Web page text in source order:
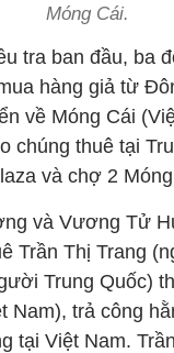
Móng Cái.
tra ban đầu, ba
hàng giả từ
về Móng Cái
chúng thuê tại
và chợ 2
và Vương Tử
Trần Thị Trang
Trung Quốc)
Nam), trả công
tại Việt Nam.